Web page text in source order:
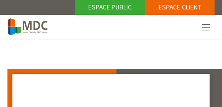
ESPACE PUBLIC ESPACE CLIENT